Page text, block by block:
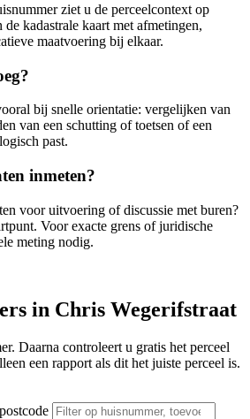
ziet u de perceelcontext op
kadastrale kaart met afmetingen,
maatvoering bij elkaar.
bij snelle orientatie: vergelijken van
van een schutting of toetsen of een
past.
inmeten?
voor uitvoering of discussie met buren?
Voor exacte grens of juridische
meting nodig.
in Chris Wegerifstraat
Daarna controleert u gratis het perceel
een rapport als dit het juiste perceel is.